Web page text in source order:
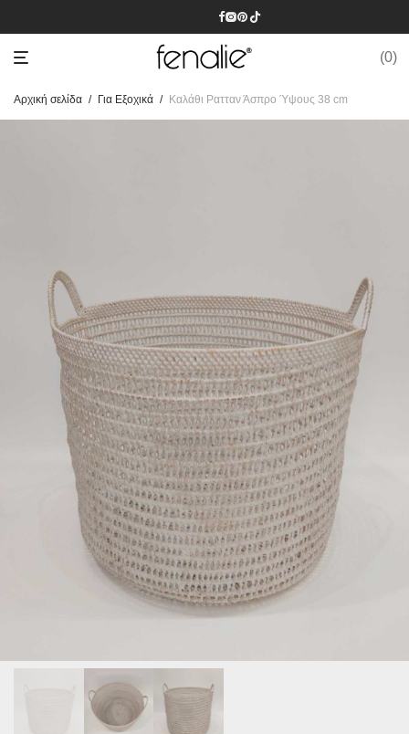
0
Αρχική σελίδα / Για Εξοχικά / Καλάθι Ρατταν Άσπρο Ύψους 38 cm